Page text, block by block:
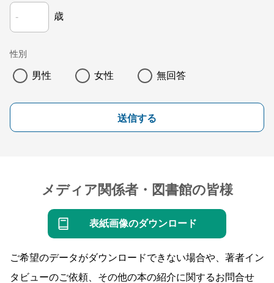
歳
性別
男性 女性 無回答
送信する
メディア関係者・図書館の皆様
表紙画像のダウンロード
ご希望のデータがダウンロードできない場合や、著者イン
タビューのご依頼、その他の本の紹介に関するお問合せ